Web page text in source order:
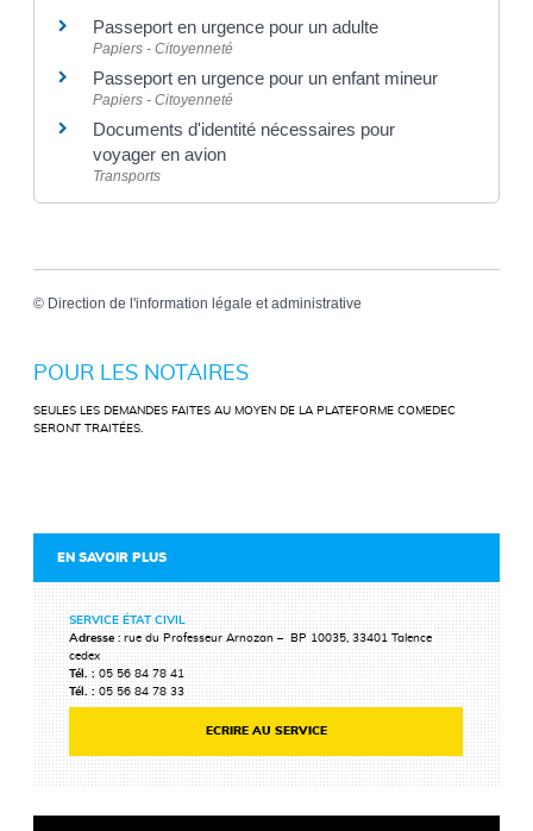
Passeport en urgence pour un adulte
Papiers - Citoyenneté
Passeport en urgence pour un enfant mineur
Papiers - Citoyenneté
Documents d'identité nécessaires pour
voyager en avion
Transports
© Direction de l'information légale et administrative
POUR LES NOTAIRES
SEULES LES DEMANDES FAITES AU MOYEN DE LA PLATEFORME COMEDEC
SERONT TRAITÉES.
EN SAVOIR PLUS
SERVICE ÉTAT CIVIL
Adresse : rue du Professeur Arnozan – BP 10035, 33401 Talence
cedex
Tél. :05 56 84 78 41
Tél. :05 56 84 78 33
ECRIRE AU SERVICE